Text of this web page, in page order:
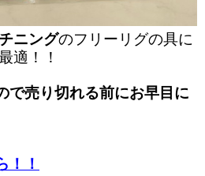
チニングのフリーリグの具に
適！！
で売り切れる前にお早目に
！！